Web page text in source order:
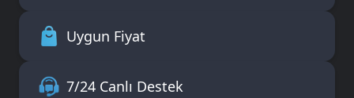
Uygun Fiyat
7/24 Canlı Destek